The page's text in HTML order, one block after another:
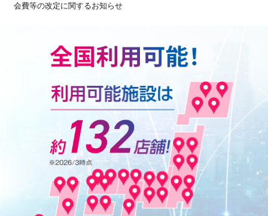
会費等の改定に関するお知らせ